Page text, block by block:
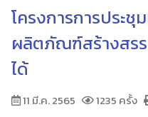
โครงการการประ
ผลิตภัณฑ์สร้างสร
ได้
11 มี.ค. 2565
1235 ครั้ง